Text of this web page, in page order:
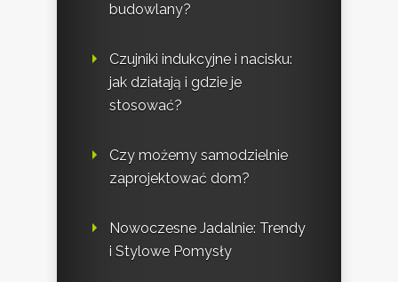
budowlany?
Czujniki indukcyjne i nacisku:
jak działają i gdzie je
stosować?
Czy możemy samodzielnie
zaprojektować dom?
Nowoczesne Jadalnie: Trendy
i Stylowe Pomysły